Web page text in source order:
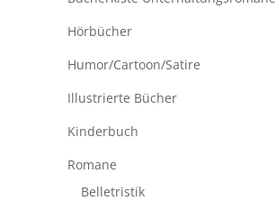
Hörbücher
Humor/Cartoon/Satire
Illustrierte Bücher
Kinderbuch
Romane
Belletristik